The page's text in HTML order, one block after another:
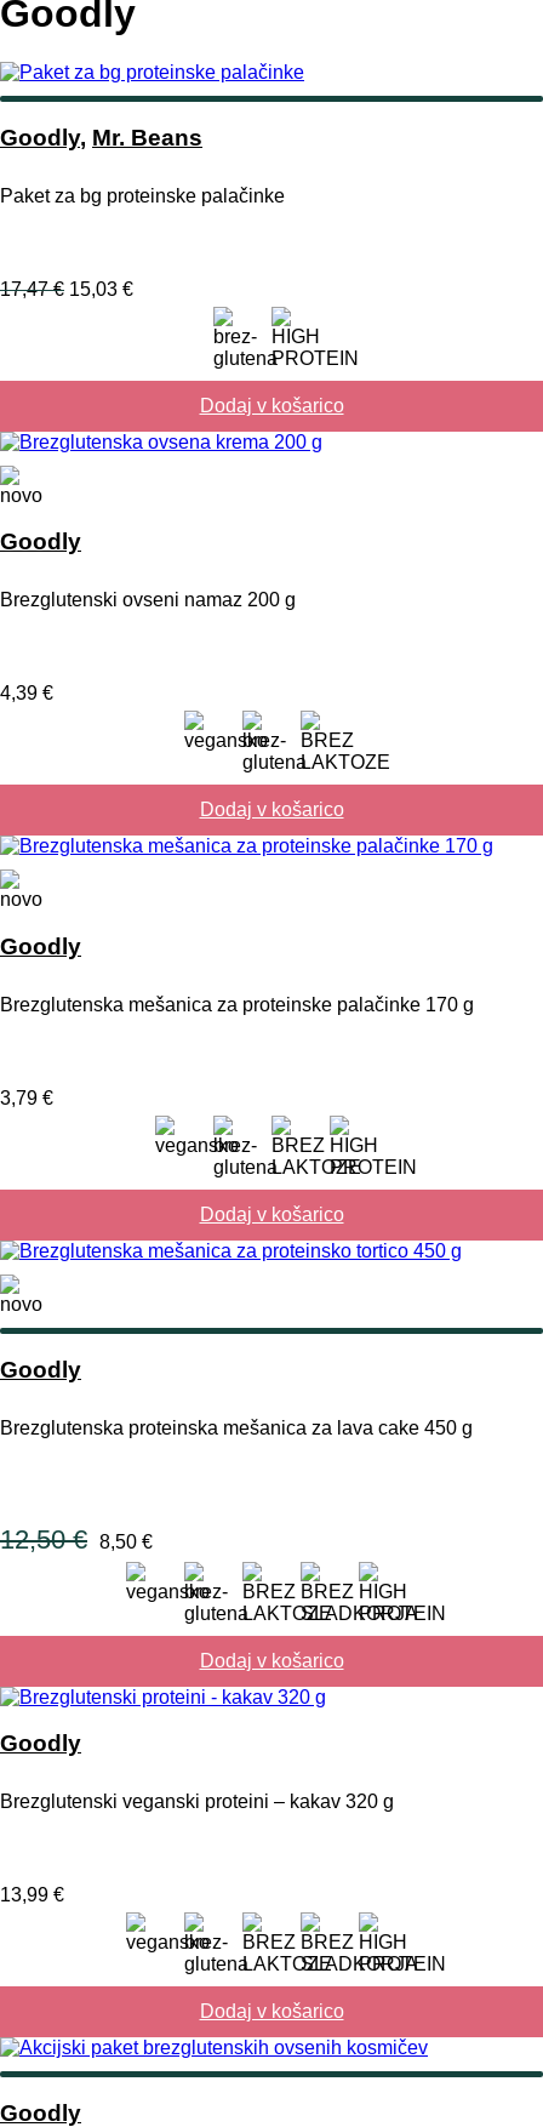
Goodly
Goodly, Mr. Beans
Paket za bg proteinske palačinke
17,47€ Izvirna
15,03 €Trenutna
Dodaj v košarico
Goodly
Brezglutenski ovseni namaz 200 g
4,39 €
Dodaj v košarico
Goodly
Brezglutenska mešanica za proteinske palačinke 170 g
3,79 €
Dodaj v košarico
Goodly
Brezglutenska proteinska mešanica za lava cake 450 g
12,50€ 8,50 €
Dodaj v košarico
Goodly
Brezglutenski veganski proteini – kakav 320 g
13,99 €
Dodaj v košarico
Goodly